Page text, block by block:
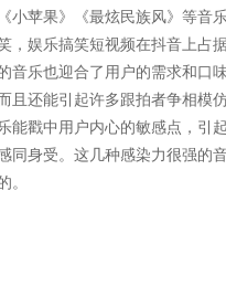
小苹果》《最炫民族风》等音
，娱乐搞笑短视频在抖音上占
音乐也迎合了用户的需求和口
且还能引起许多跟拍者争相模
能戳中用户内心的敏感点，引
同身受。这几种感染力很强的